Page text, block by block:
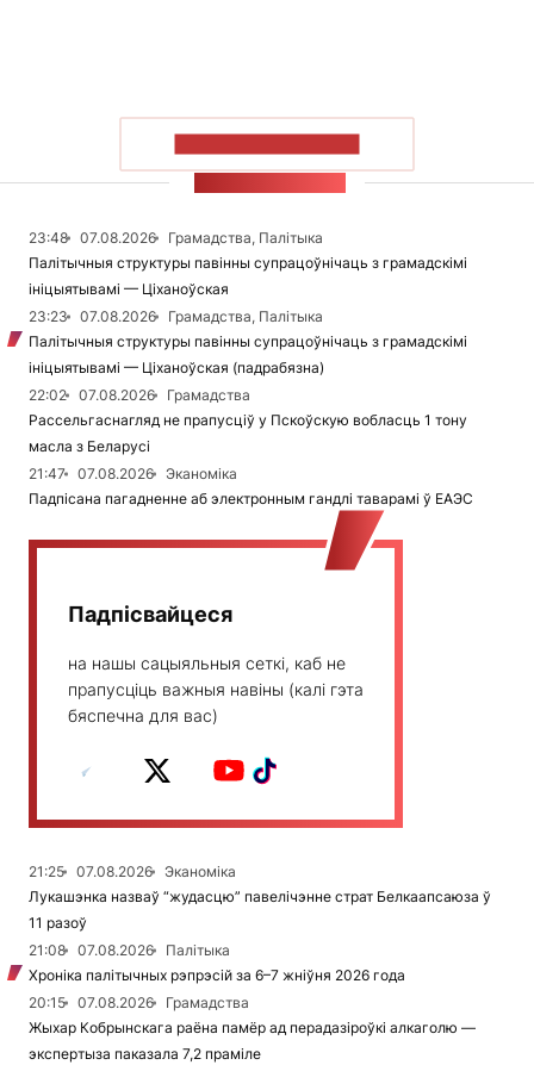
23:48 07.08.2026
Грамадства, Палітыка
Палітычныя структуры павінны супрацоўнічаць з грамадскімі
ініцыятывамі — Ціханоўская
23:23
07.08.2026
Грамадства, Палітыка
Палітычныя структуры павінны супрацоўнічаць з грамадскімі
ініцыятывамі — Ціханоўская (падрабязна)
22:02
07.08.2026
Грамадства
Рассельгаснагляд не прапусціў у Пскоўскую вобласць 1 тону
масла з Беларусі
21:47
07.08.2026
Эканоміка
Падпісана пагадненне аб электронным гандлі таварамі ў ЕАЭС
Падпісвайцеся
на нашы сацыяльныя сеткі, каб не
прапусціць важныя навіны (калі гэта
бяспечна для вас)
21:25 07.08.2026
Эканоміка
Лукашэнка назваў “жудасцю” павелічэнне страт Белкаапсаюза ў
11 разоў
21:08
07.08.2026
Палітыка
Хроніка палітычных рэпрэсій за 6–7 жніўня 2026 года
20:15
07.08.2026
Грамадства
Жыхар Кобрынскага раёна памёр ад перадазіроўкі алкаголю —
экспертыза паказала 7,2 праміле